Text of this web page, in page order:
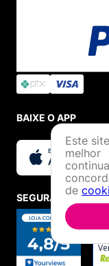
BAIXE O APP
SEGURANÇA E
Este
melhor
de